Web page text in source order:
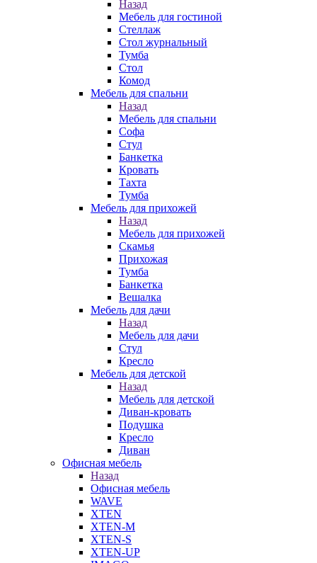
Назад
Мебель для гостиной
Стеллаж
Стол журнальный
Тумба
Стол
Комод
Мебель для спальни
Назад
Мебель для спальни
Софа
Стул
Банкетка
Кровать
Тахта
Тумба
Мебель для прихожей
Назад
Мебель для прихожей
Скамья
Прихожая
Тумба
Банкетка
Вешалка
Мебель для дачи
Назад
Мебель для дачи
Стул
Кресло
Мебель для детской
Назад
Мебель для детской
Диван-кровать
Подушка
Кресло
Диван
Офисная мебель
Назад
Офисная мебель
WAVE
XTEN
XTEN-M
XTEN-S
XTEN-UP